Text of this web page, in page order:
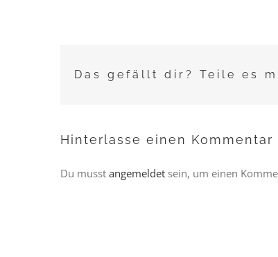
Das gefällt dir? Teile es
Hinterlasse einen Kommentar
Du musst angemeldet sein, um einen